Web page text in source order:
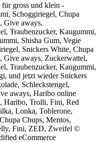
für gross und klein -
Schoggiriegel, Chupa
Give aways,
Traubenzucker, Kaugummi,
Shisha Gum, Vegie
Snickers White, Chupa
Give aways, Zuckerwattel,
Traubenzucker, Kaugummi,
und jetzt wieder Snickers
Schleckstengel,
aways, Haribo online
Haribo, Trolli, Fini, Red
Lonka, Toblerone,
Chups, Mentos,
Fini, ZED, Zweifel ©
ified eCommerce